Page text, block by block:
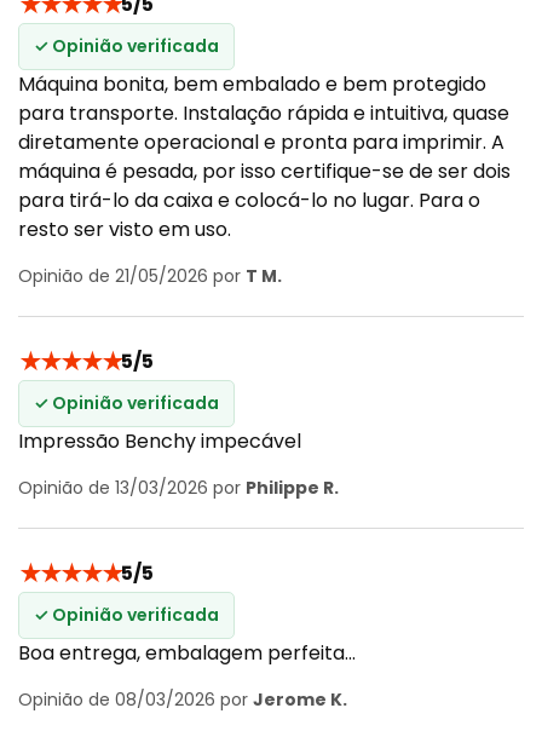
✓ Opinião verificada
Máquina bonita, bem embalado e bem protegido
para transporte. Instalação rápida e intuitiva, quase
diretamente operacional e pronta para imprimir. A
máquina é pesada, por isso certifique-se de ser dois
para tirá-lo da caixa e colocá-lo no lugar. Para o
resto ser visto em uso.
Opinião de 21/05/2026 por T M.
★★★★★5/5
✓ Opinião verificada
Impressão Benchy impecável
Opinião de 13/03/2026 por Philippe R.
★★★★★5/5
✓ Opinião verificada
Boa entrega, embalagem perfeita...
Opinião de 08/03/2026 por Jerome K.